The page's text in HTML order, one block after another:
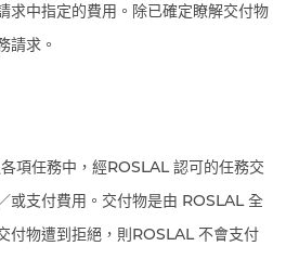
求中指定的費用。除已確定瞭解交付物
請求。
項任務中，經ROSLAL 認可的任務交
或支付費用。交付物是由 ROSLAL 全
付物遭到拒絕，則ROSLAL 不會支付